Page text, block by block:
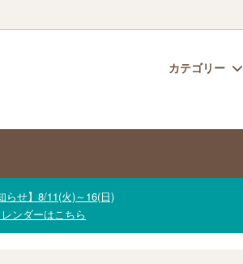
カテゴリー
生地【セール品・値下げ品】
らせ】8/11(火)～16(日)
ンダーはこちら